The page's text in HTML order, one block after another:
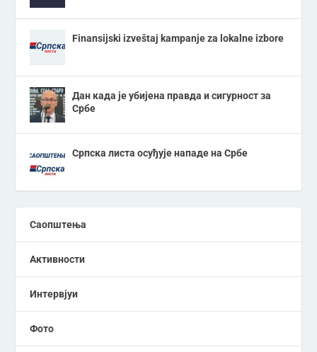
Finansijski izveštaj kampanje za lokalne izbore
Дан када је убијена правда и сигурност за
Србе
Српска листа осуђује нападе на Србе
Саопштења
Активности
Интервјуи
Фото